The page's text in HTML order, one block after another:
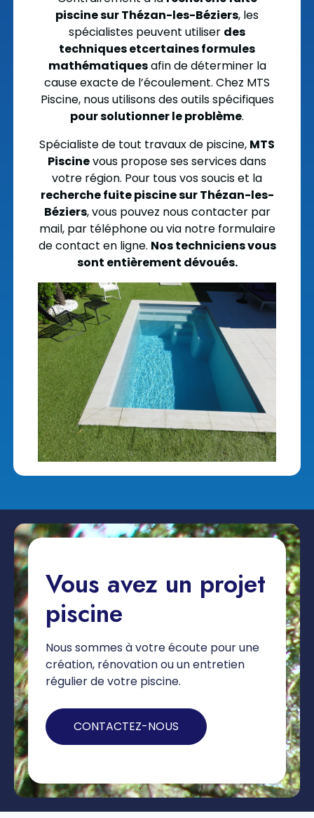
piscine sur Thézan-les-Béziers, les
spécialistes peuvent utiliser des
techniques etcertaines formules
mathématiquesafin de déterminer la
cause exacte de l’écoulement. Chez MTS
Piscine, nous utilisons des outils spécifiques
pour solutionner le problème.
Spécialiste de tout travaux de piscine, MTS
Piscinevous propose ses services dans
votre région. Pour tous vos soucis et la
recherche fuite piscine sur Thézan-les-
Béziers, vous pouvez nous contacter par
mail, par téléphone ou via notre formulaire
de contact en ligne. Nos techniciens vous
sont entièrement dévoués.
Vous avez un projet
piscine
Nous sommes à votre écoute pour une
création, rénovation ou un entretien
régulier de votre piscine.
CONTACTEZ-NOUS